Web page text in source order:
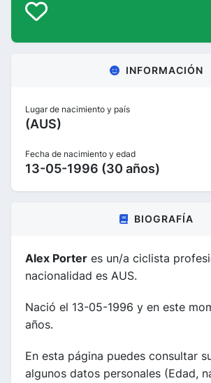
INFORMACIÓN
Lugar de nacimiento y país
(AUS)
Fecha de nacimiento y edad
13-05-1996 (30 años)
BIOGRAFÍA
Alex Porter es un/a ciclista
nacionalidad es AUS.
Nació el 13-05-1996 y en este
años.
En esta página puedes consultar
algunos datos personales (Edad,